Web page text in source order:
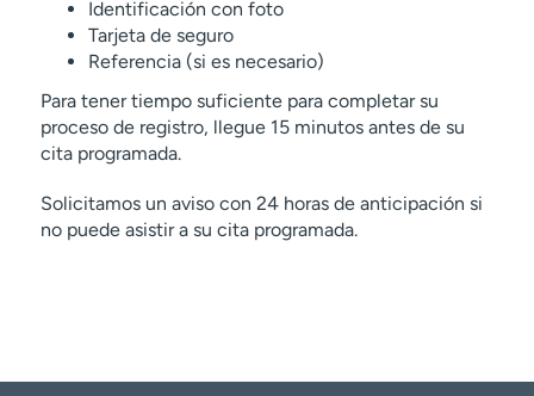
Identificación con foto
Tarjeta de seguro
Referencia (si es necesario)
Para tener tiempo suficiente para completar su
proceso de registro, llegue 15 minutos antes de su
cita programada.
Solicitamos un aviso con 24 horas de anticipación si
no puede asistir a su cita programada.